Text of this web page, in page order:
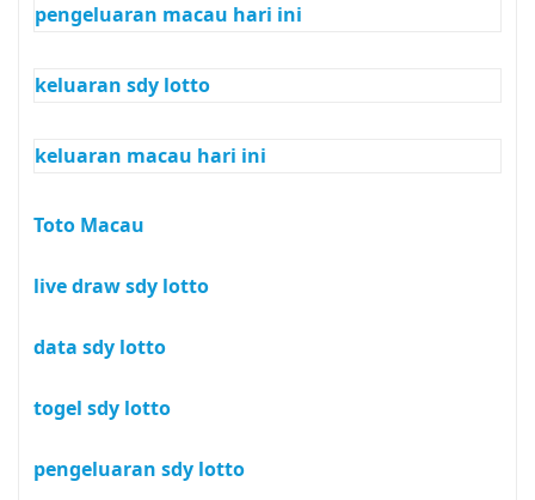
pengeluaran macau hari ini
keluaran sdy lotto
keluaran macau hari ini
Toto Macau
live draw sdy lotto
data sdy lotto
togel sdy lotto
pengeluaran sdy lotto